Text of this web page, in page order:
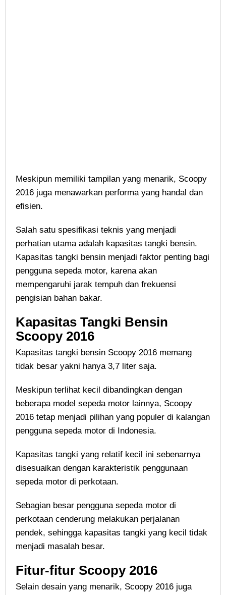
Meskipun memiliki tampilan yang menarik, Scoopy
2016 juga menawarkan performa yang handal dan
efisien.
Salah satu spesifikasi teknis yang menjadi
perhatian utama adalah kapasitas tangki bensin.
Kapasitas tangki bensin menjadi faktor penting bagi
pengguna sepeda motor, karena akan
mempengaruhi jarak tempuh dan frekuensi
pengisian bahan bakar.
Kapasitas Tangki Bensin
Scoopy 2016
Kapasitas tangki bensin Scoopy 2016 memang
tidak besar yakni hanya 3,7 liter saja.
Meskipun terlihat kecil dibandingkan dengan
beberapa model sepeda motor lainnya, Scoopy
2016 tetap menjadi pilihan yang populer di kalangan
pengguna sepeda motor di Indonesia.
Kapasitas tangki yang relatif kecil ini sebenarnya
disesuaikan dengan karakteristik penggunaan
sepeda motor di perkotaan.
Sebagian besar pengguna sepeda motor di
perkotaan cenderung melakukan perjalanan
pendek, sehingga kapasitas tangki yang kecil tidak
menjadi masalah besar.
Fitur-fitur Scoopy 2016
Selain desain yang menarik, Scoopy 2016 juga